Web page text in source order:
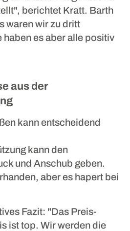
berichtet Kratt. Barth
waren wir zu dritt
haben es aber alle positiv
aus der
kann entscheidend
kann den
und Anschub geben.
aber es hapert bei
Fazit: "Das Preis-
ist top. Wir werden die